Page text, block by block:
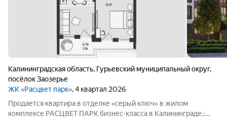
Калининградская область, Гурьевский муниципальный округ,
посёлок Заозерье
ЖК «Расцвет парк», 4 квартал 2026
Продается квартира в отделке «серый ключ» в жилом
комплексе РАСЦВЕТ ПАРК бизнес-класса в Калининграде.: